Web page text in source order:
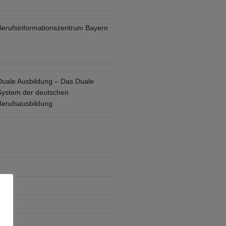
Bayern
Ausbildung – Das Duale
der deutschen